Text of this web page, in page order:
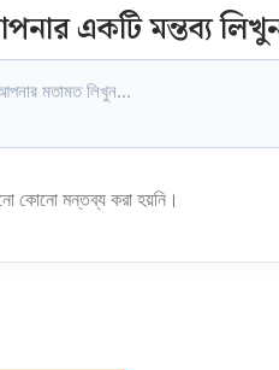
একটি মন্তব্য
কোনো মন্তব্য করা হয়নি।